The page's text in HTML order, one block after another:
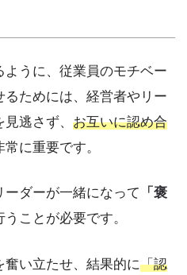
うに、従業員のモチベー
ためには、経営者やリー
逃さず、 お互いに認め合
常に重要です。
ダーが一緒になって
「褒
ことが必要です。
い立たせ、結果的に「認